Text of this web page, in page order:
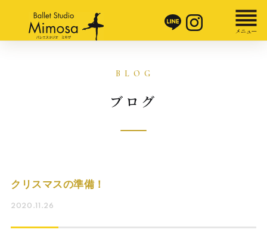
ブログ
クリスマスの準備！
2020.11.26